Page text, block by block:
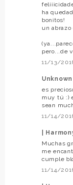
ha
bonitos!
un abrazo
pero...de
11/13/
Unknown
es
muy tú :)
sean
11/14/
|
Muchas
me
cumple
11/14/